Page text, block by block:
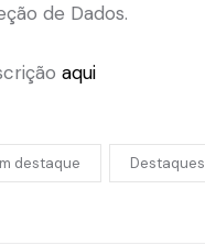
de Dados.
aqui
destaque Destaques